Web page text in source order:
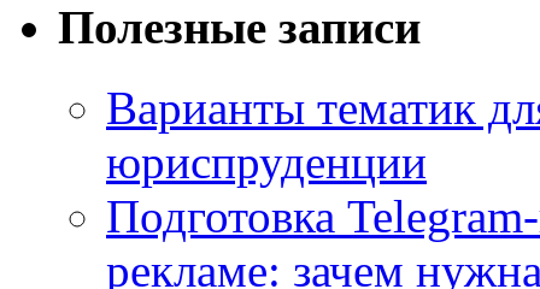
Полезные записи
Варианты тематик
юриспруденции
Подготовка
рекламе: зачем